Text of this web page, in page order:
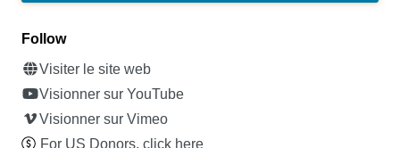
Follow
Visiter le site web
Visionner sur YouTube
Visionner sur Vimeo
For US Donors, click here